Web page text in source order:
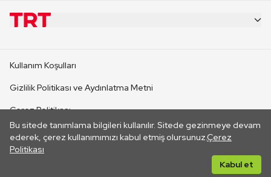
Bu sitede tanımlama bilgileri kullanılır. Sitede gezinmeye devam
ederek, çerez kullanımımızı kabul etmiş olursunuz.Çerez
Politikası
Kabul et
CANLI YAYINLAR
Kullanım Koşulları
Gizlilik Politikası ve Aydınlatma Metni
Çerez Politikası
İletişim
Her hakkı saklıdır. ©2026 TRT. Bağlantı yoluyla gidilen dış